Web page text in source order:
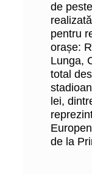
de
pentru
orașe:
Lunga,
total
lei,
de la